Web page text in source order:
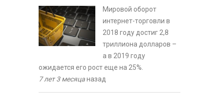
Мировой оборот
интернет-торговли в
2018 году достиг 2,8
триллиона долларов –
а в 2019 году
ожидается его рост еще на 25%.
7 лет 3 месяцаназад